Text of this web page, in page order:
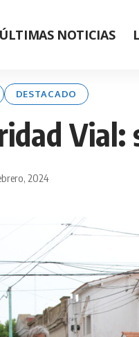
ÚLTIMAS NOTICIAS
DESTACADO
2024